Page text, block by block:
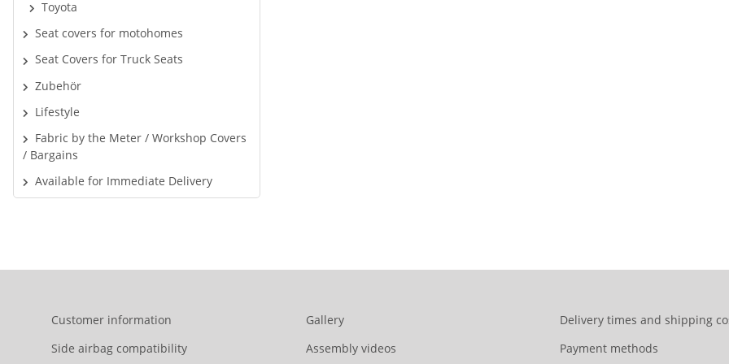
Toyota
Seat covers for motohomes
Seat Covers for Truck Seats
Zubehör
Lifestyle
Fabric by the Meter / Workshop Covers
/ Bargains
Available for Immediate Delivery
Customer information
Side airbag compatibility
Gallery
Assembly videos
Delivery times and shipping
Payment methods